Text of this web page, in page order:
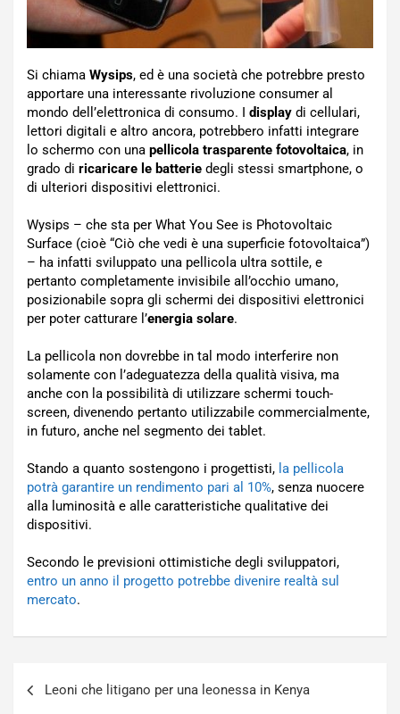
Si chiama Wysips, ed è una società che potrebbre presto
apportare una interessante rivoluzione consumer al
mondo dell’elettronica di consumo. I display di cellulari,
lettori digitali e altro ancora, potrebbero infatti integrare
lo schermo con una pellicola trasparente fotovoltaica, in
grado di ricaricare le batterie degli stessi smartphone, o
di ulteriori dispositivi elettronici.
Wysips – che sta per What You See is Photovoltaic
Surface (cioè “Ciò che vedi è una superficie fotovoltaica”)
– ha infatti sviluppato una pellicola ultra sottile, e
pertanto completamente invisibile all’occhio umano,
posizionabile sopra gli schermi dei dispositivi elettronici
per poter catturare l’energia solare.
La pellicola non dovrebbe in tal modo interferire non
solamente con l’adeguatezza della qualità visiva, ma
anche con la possibilità di utilizzare schermi touch-
screen, divenendo pertanto utilizzabile commercialmente,
in futuro, anche nel segmento dei tablet.
Stando a quanto sostengono i progettisti, la pellicola
potrà garantire un rendimento pari al 10%, senza nuocere
alla luminosità e alle caratteristiche qualitative dei
dispositivi.
Secondo le previsioni ottimistiche degli sviluppatori,
entro un anno il progetto potrebbe divenire realtà sul
mercato.
Leoni che litigano per una leonessa in Kenya